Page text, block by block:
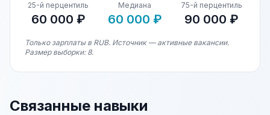
25-й перцентиль
60 000 ₽
Медиана
60 000 ₽
75-й перцентиль
90 000 ₽
Только зарплаты в RUB. Источник — активные вакансии.
Размер выборки: 8.
Связанные навыки